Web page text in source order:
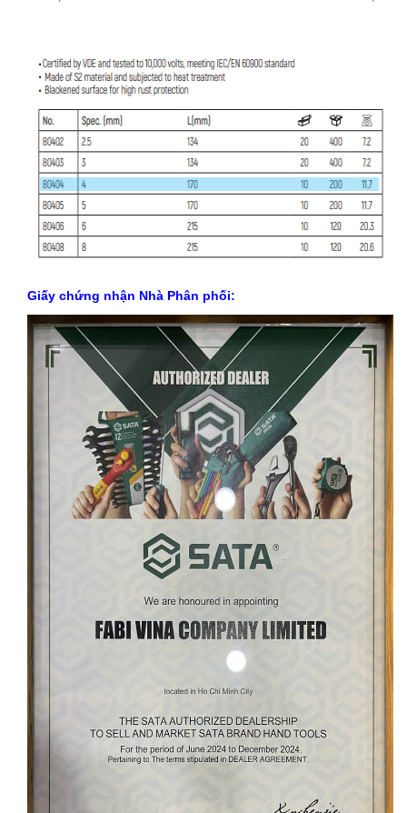
Giấy chứng nhận Nhà Phân phối: